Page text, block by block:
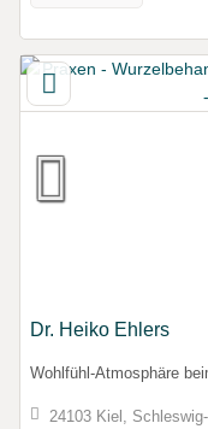
Dr. Heiko Ehlers
Wohlfühl-Atmosphäre
24103 Kiel,